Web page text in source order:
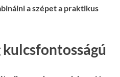
a szépet a praktikus